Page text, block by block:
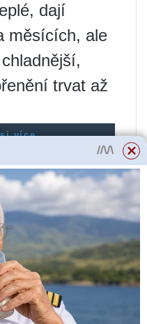
dají
měsících, ale
trvat až
více
elektrolytu
její
natěsní,
do větších
půdy se